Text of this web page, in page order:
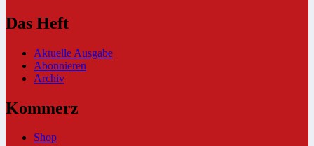
Das Heft
Aktuelle Ausgabe
Abonnieren
Archiv
Kommerz
Shop